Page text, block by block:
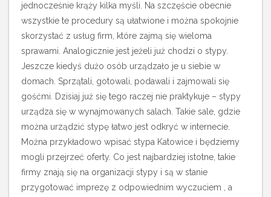
jednocześnie krąży kilka myśli.
Na szczęście obecnie
wszystkie te procedury są ułatwione i można spokojnie
skorzystać z usług firm, które zajmą się wieloma
sprawami. Analogicznie jest jeżeli już chodzi o stypy.
Jeszcze kiedyś dużo osób urządzało je u siebie w
domach. Sprzątali, gotowali, podawali i zajmowali się
gośćmi. Dzisiaj już się tego raczej nie praktykuje – stypy
urządza się w wynajmowanych salach. Takie sale, gdzie
można urządzić stypę łatwo jest odkryć w internecie.
Można przykładowo wpisać stypa Katowice i będziemy
mogli przejrzeć oferty. Co jest najbardziej istotne, takie
firmy znają się na organizacji stypy i są w stanie
przygotować imprezę z odpowiednim wyczuciem , a